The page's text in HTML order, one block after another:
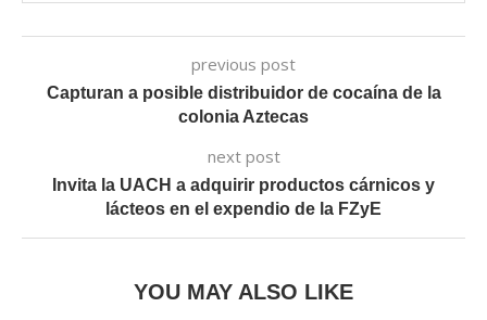
previous post
Capturan a posible distribuidor de cocaína de la
colonia Aztecas
next post
Invita la UACH a adquirir productos cárnicos y
lácteos en el expendio de la FZyE
YOU MAY ALSO LIKE